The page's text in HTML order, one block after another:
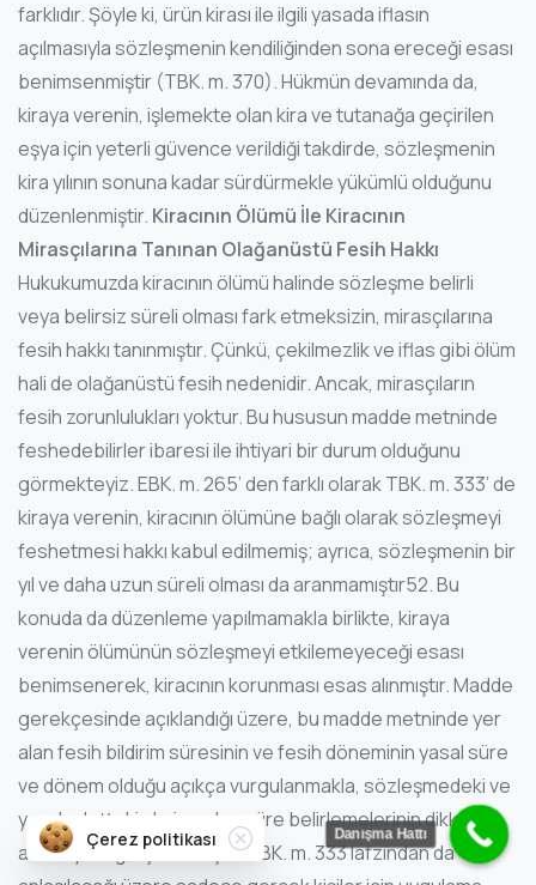
farklıdır. Şöyle ki, ürün kirası ile ilgili yasada iflasın
açılmasıyla sözleşmenin kendiliğinden sona ereceği esası
benimsenmiştir (TBK. m. 370). Hükmün devamında da,
kiraya verenin, işlemekte olan kira ve tutanağa geçirilen
eşya için yeterli güvence verildiği takdirde, sözleşmenin
kira yılının sonuna kadar sürdürmekle yükümlü olduğunu
düzenlenmiştir. Kiracının Ölümü İle Kiracının
Mirasçılarına Tanınan Olağanüstü Fesih Hakkı
Hukukumuzda kiracının ölümü halinde sözleşme belirli
veya belirsiz süreli olması fark etmeksizin, mirasçılarına
fesih hakkı tanınmıştır. Çünkü, çekilmezlik ve iflas gibi ölüm
hali de olağanüstü fesih nedenidir. Ancak, mirasçıların
fesih zorunlulukları yoktur. Bu hususun madde metninde
feshedebilirler ibaresi ile ihtiyari bir durum olduğunu
görmekteyiz. EBK. m. 265’ den farklı olarak TBK. m. 333’ de
kiraya verenin, kiracının ölümüne bağlı olarak sözleşmeyi
feshetmesi hakkı kabul edilmemiş; ayrıca, sözleşmenin bir
yıl ve daha uzun süreli olması da aranmamıştır52. Bu
konuda da düzenleme yapılmamakla birlikte, kiraya
verenin ölümünün sözleşmeyi etkilemeyeceği esası
benimsenerek, kiracının korunması esas alınmıştır. Madde
gerekçesinde açıklandığı üzere, bu madde metninde yer
alan fesih bildirim süresinin ve fesih döneminin yasal süre
ve dönem olduğu açıkça vurgulanmakla, sözleşmedeki ve
yerel adetteki aksine olan süre belirlemelerinin dikkate
alınmayacağı açıklanmıştır. TBK. m. 333 lafzından da
Çerez politikası Close Danışma Hattı